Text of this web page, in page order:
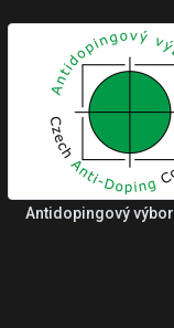
Antidopingový výbor